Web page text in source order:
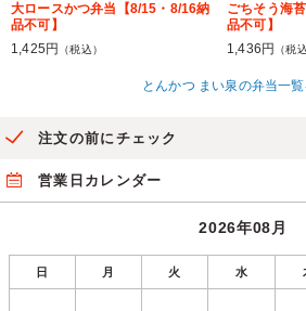
大ロースかつ弁当【8/15・8/16納
品不可】
1,425円
（税込）
ごちそう海
品不可】
1,436円
（税
とんかつ まい泉の弁当一
注文の前にチェック
営業日カレンダー
2026年08月
日 月 火 水